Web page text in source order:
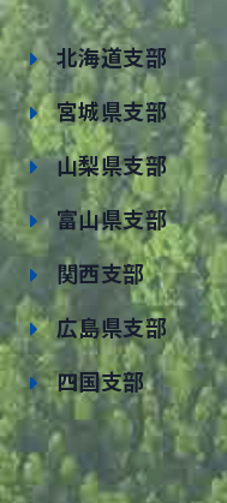
北海道支部
宮城県支部
山梨県支部
富山県支部
関西支部
広島県支部
四国支部